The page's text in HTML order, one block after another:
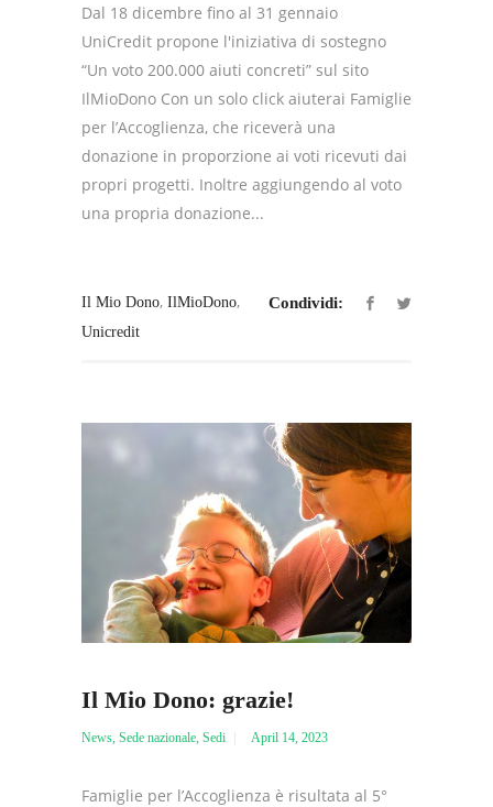
Dal 18 dicembre fino al 31 gennaio
UniCredit propone l'iniziativa di sostegno
“Un voto 200.000 aiuti concreti” sul sito
IlMioDono Con un solo click aiuterai Famiglie
per l’Accoglienza, che riceverà una
donazione in proporzione ai voti ricevuti dai
propri progetti. Inoltre aggiungendo al voto
una propria donazione...
Il Mio Dono, IlMioDono,
Unicredit
Condividi:
Il Mio Dono: grazie!
News, Sede nazionale, Sedi April 14, 2023
Famiglie per l’Accoglienza è risultata al 5°